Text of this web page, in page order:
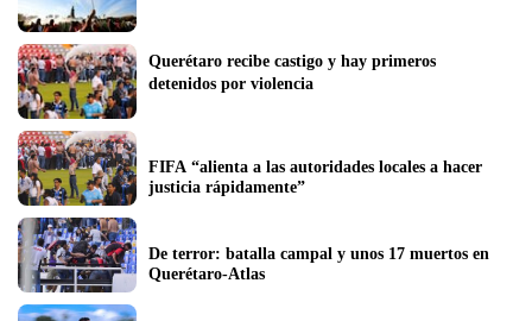
Querétaro recibe castigo y hay primeros
detenidos por violencia
FIFA “alienta a las autoridades locales a hacer
justicia rápidamente”
De terror: batalla campal y unos 17 muertos en
Querétaro-Atlas